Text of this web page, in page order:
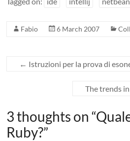
Fabio 6 March 2007
← Istruzioni per la prova di
The trends
3 thoughts on “
Ruby?”